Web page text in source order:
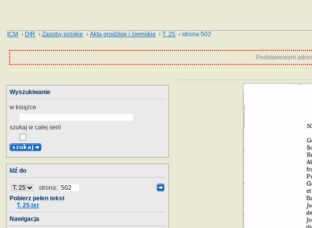
ICM › DIR ›Zasoby polskie ›Akta grodzkie i ziemskie ›T. 25 › strona 502
Podstawowym
Wyszukiwanie
w książce
szukaj w całej serii
Idź do
strona:
Pobierz pełen tekst
T. 25.txt
Nawigacja